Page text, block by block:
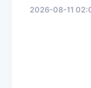
2026-08-11